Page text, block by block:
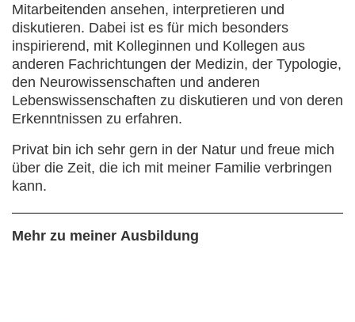
Mitarbeitenden ansehen, interpretieren und
diskutieren. Dabei ist es für mich besonders
inspirierend, mit Kolleginnen und Kollegen aus
anderen Fachrichtungen der Medizin, der Typologie,
den Neurowissenschaften und anderen
Lebenswissenschaften zu diskutieren und von deren
Erkenntnissen zu erfahren.
Privat bin ich sehr gern in der Natur und freue mich
über die Zeit, die ich mit meiner Familie verbringen
kann.
Mehr zu meiner Ausbildung